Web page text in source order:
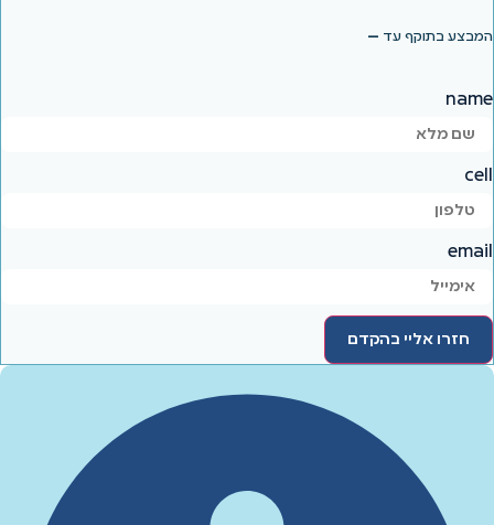
המבצע בתוקף עד —
name
cell
email
חזרו אליי בהקדם